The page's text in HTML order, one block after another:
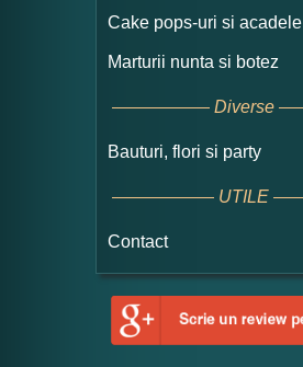
Cake pops-uri si acadele
Marturii nunta si botez
Diverse
Bauturi, flori si party
UTILE
Contact